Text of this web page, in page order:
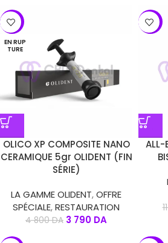
-21%
EN RUP
TURE
OLICO XP COMPOSITE NANO
CERAMIQUE 5gr OLIDENT (FIN
SÉRIE)
LA GAMME OLIDENT,OFFRE
SPÉCIALE,RESTAURATION
4 800DA 3 790 DA
-4%
ALL-